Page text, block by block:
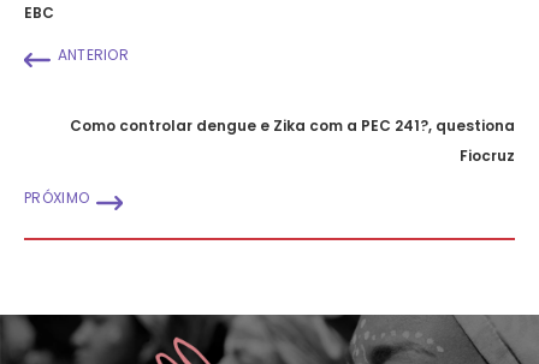
EBC
ANTERIOR
Como controlar dengue e Zika com a PEC 241?, questiona
Fiocruz
PRÓXIMO